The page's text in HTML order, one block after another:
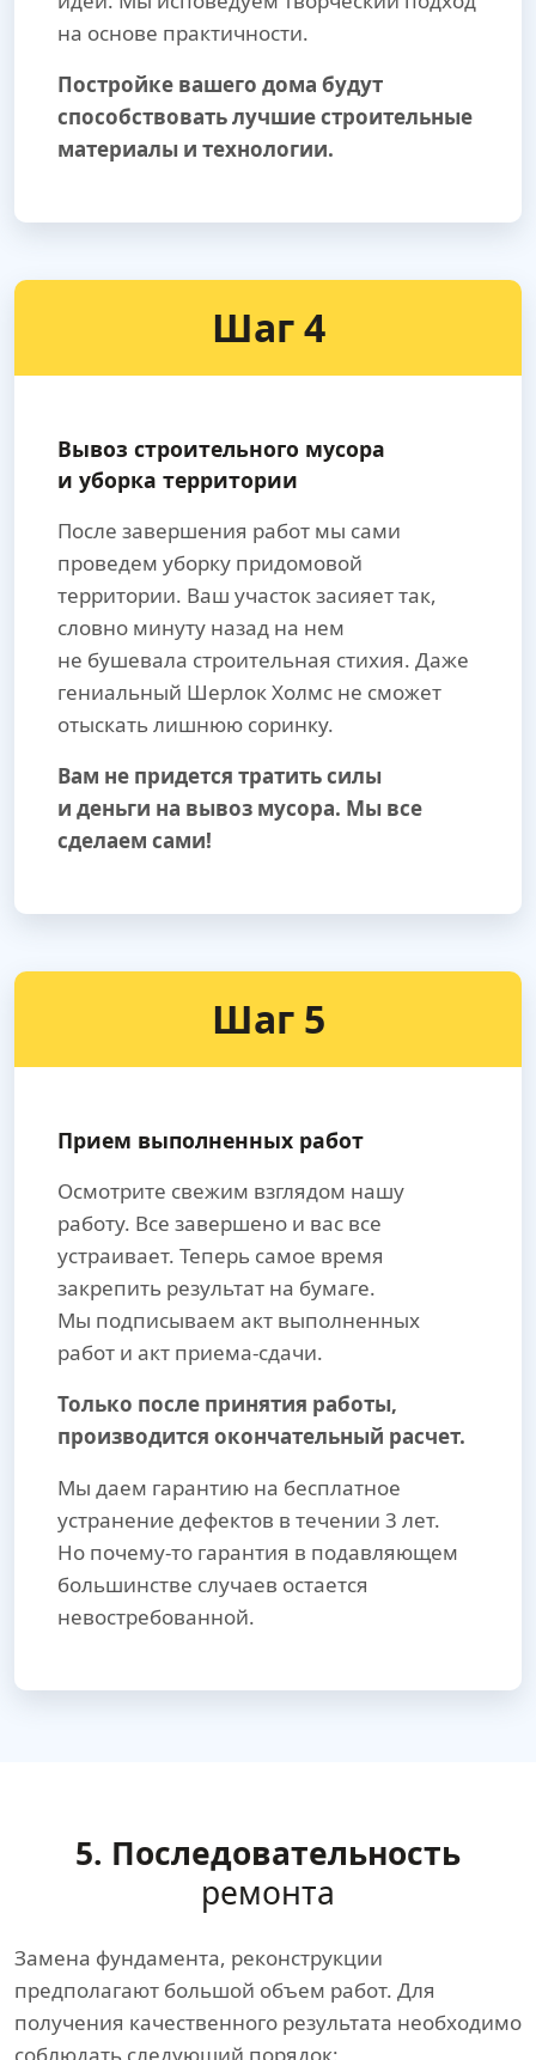
на основе практичности.
Постройке вашего дома будут
способствовать лучшие строительные
материалы и технологии.
Шаг 4
Вывоз строительного мусора
и уборка территории
После завершения работ мы сами
проведем уборку придомовой
территории. Ваш участок засияет так,
словно минуту назад на нем
не бушевала строительная стихия. Даже
гениальный Шерлок Холмс не сможет
отыскать лишнюю соринку.
Вам не придется тратить силы
и деньги на вывоз мусора. Мы все
сделаем сами!
Шаг 5
Прием выполненных работ
Осмотрите свежим взглядом нашу
работу. Все завершено и вас все
устраивает. Теперь самое время
закрепить результат на бумаге.
Мы подписываем акт выполненных
работ и акт приема-сдачи.
Только после принятия работы,
производится окончательный расчет.
Мы даем гарантию на бесплатное
устранение дефектов в течении 3 лет.
Но почему-то гарантия в подавляющем
большинстве случаев остается
невостребованной.
5. Последовательность
ремонта
Замена фундамента, реконструкции
предполагают большой объем работ. Для
получения качественного результата необходимо